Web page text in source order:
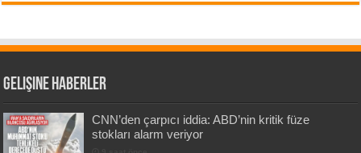
Gelişine Haberler
CNN’den çarpıcı iddia: ABD’nin kritik füze
stokları alarm veriyor